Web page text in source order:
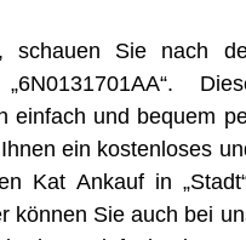
schauen Sie nach
einfach und bequem
ein kostenloses
Kat Ankauf in
können Sie auch bei